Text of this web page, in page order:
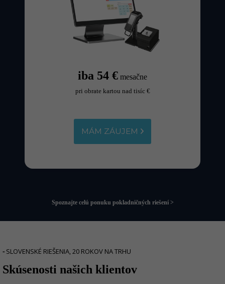
iba 54 € mesačne
pri obrate kartou nad tisíc €
MÁM ZÁUJEM
Spoznajte celú ponuku pokladničných riešení >
- SLOVENSKÉ RIEŠENIA, 20 ROKOV NA TRHU
Skúsenosti našich klientov